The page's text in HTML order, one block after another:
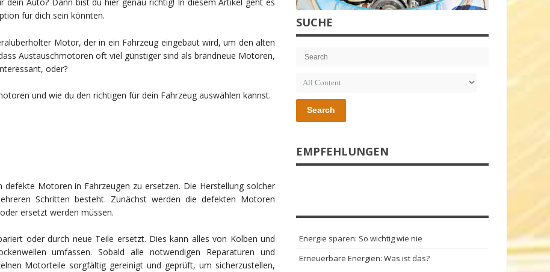
ALTERNATIVE
FÜR
Auto? Dann bist du hier genau richtig! In diesem Artikel geht es
für dich sein könnten.
Motor, der in ein Fahrzeug eingebaut wird, um den alten
Austauschmotoren oft viel günstiger sind als brandneue Motoren,
oder?
und wie du den richtigen für dein Fahrzeug auswählen kannst.
Motoren in Fahrzeugen zu ersetzen. Die Herstellung solcher
Schritten besteht. Zunächst werden die defekten Motoren
ersetzt werden müssen.
oder durch neue Teile ersetzt. Dies kann alles von Kolben und
umfassen. Sobald alle notwendigen Reparaturen und
Motorteile sorgfältig gereinigt und geprüft, um sicherzustellen,
SUCHE
Search
EMPFEHLUNGEN
Energie sparen: So wichtig wie nie
Erneuerbare Energien: Was ist das?